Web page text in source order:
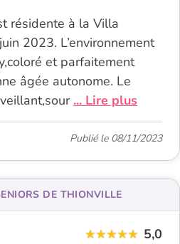
résidente à la Villa
2023. L’environnement
et parfaitement
âgée autonome. Le
... Lire plus
Publié le 08/11/2023
5,0
DE THIONVILLE